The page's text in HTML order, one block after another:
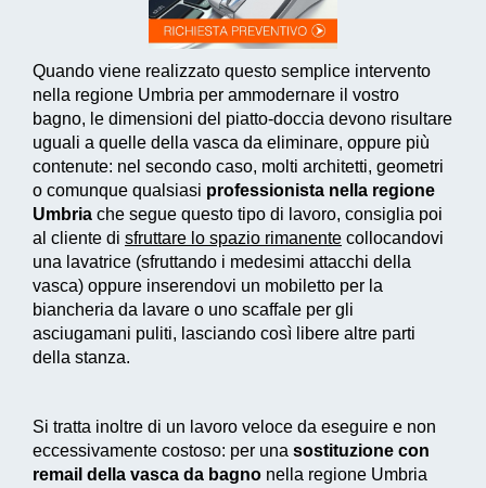
Quando viene realizzato questo semplice intervento
nella regione Umbria per ammodernare il vostro
bagno, le dimensioni del piatto-doccia devono risultare
uguali a quelle della vasca da eliminare, oppure più
contenute: nel secondo caso, molti architetti, geometri
o comunque qualsiasi professionista nella regione
Umbria che segue questo tipo di lavoro, consiglia poi
al cliente di sfruttare lo spazio rimanente collocandovi
una lavatrice (sfruttando i medesimi attacchi della
vasca) oppure inserendovi un mobiletto per la
biancheria da lavare o uno scaffale per gli
asciugamani puliti, lasciando così libere altre parti
della stanza.
Si tratta inoltre di un lavoro veloce da eseguire e non
eccessivamente costoso: per una sostituzione con
remail della vasca da bagno nella regione Umbria